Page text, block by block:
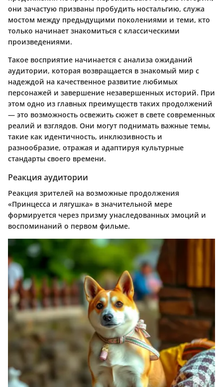
они зачастую призваны пробудить ностальгию, служа
мостом между предыдущими поколениями и теми, кто
только начинает знакомиться с классическими
произведениями.
Такое восприятие начинается с анализа ожиданий
аудитории, которая возвращается в знакомый мир с
надеждой на качественное развитие любимых
персонажей и завершение незавершенных историй. При
этом одно из главных преимуществ таких продолжений
— это возможность освежить сюжет в свете современных
реалий и взглядов. Они могут поднимать важные темы,
такие как идентичность, инклюзивность и
разнообразие, отражая и адаптируя культурные
стандарты своего времени.
Реакция аудитории
Реакция зрителей на возможные продолжения
«Принцесса и лягушка» в значительной мере
формируется через призму унаследованных эмоций и
воспоминаний о первом фильме.